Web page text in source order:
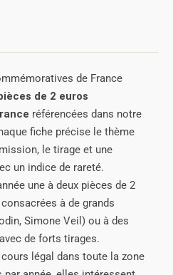
de France
de 2 euros
référencées dans notre
fiche précise le thème
le tirage et une
un indice de rareté.
une à deux pièces de 2
à de grands
Simone Veil) ou à des
de forts tirages.
légal dans toute la zone